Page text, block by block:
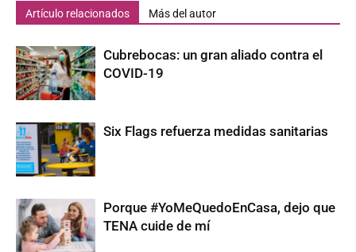
Artículo relacionados Más del autor
Cubrebocas: un gran aliado contra el
COVID-19
Six Flags refuerza medidas sanitarias
Porque #YoMeQuedoEnCasa, dejo que
TENA cuide de mí